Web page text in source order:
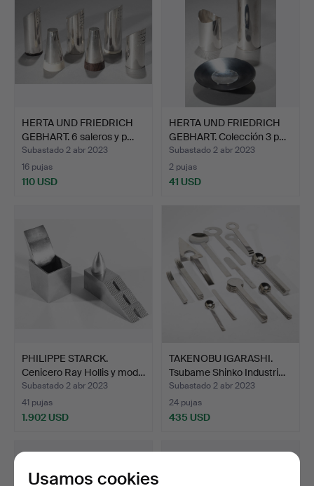
HERTA UND FRIEDRICH
GEBHART. 6 saleros y p…
Subastado 2 abr 2023
16 pujas
110 USD
HERTA UND FRIEDRICH
GEBHART. Colección 3 p…
Subastado 2 abr 2023
2 pujas
41 USD
PHILIPPE STARCK.
Cenicero Ray Hollis y mod…
Subastado 2 abr 2023
41 pujas
1.902 USD
TAKENOBU IGARASHI.
Tsubame Shinko Industri…
Subastado 2 abr 2023
24 pujas
435 USD
Usamos cookies